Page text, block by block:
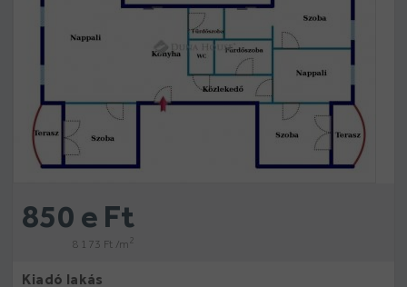
850 e Ft
8 173 Ft /m2
Kiadó lakás